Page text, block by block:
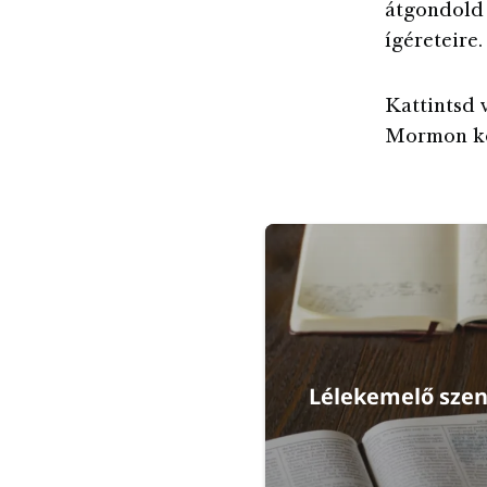
átgondold
ígéreteire.
Kattintsd
Mormon
Lélekemelő